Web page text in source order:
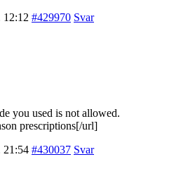
12:12 #429970 Svar
you used is not allowed.
prescriptions[/url]
21:54 #430037 Svar